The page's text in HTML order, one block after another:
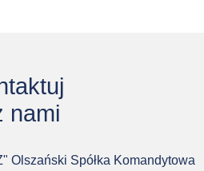
nami
Olszański Spółka Komandytowa